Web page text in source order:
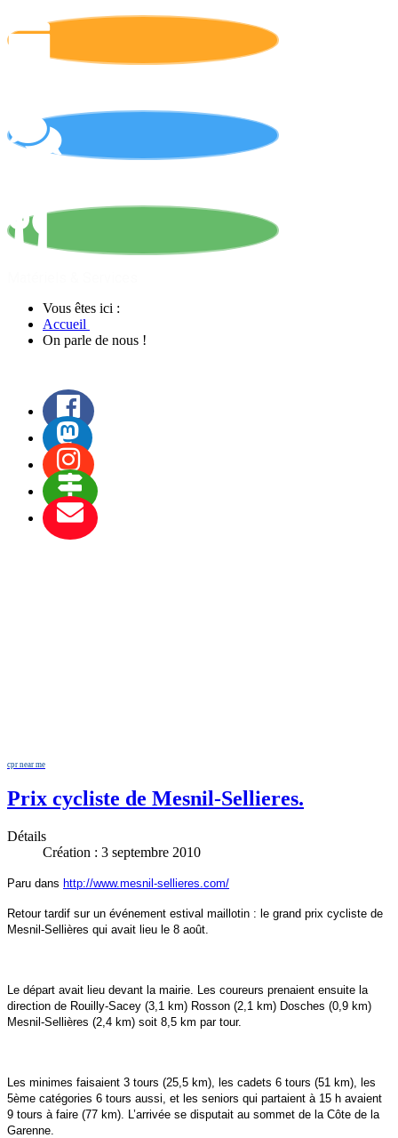
Vous êtes ici :
Accueil
On parle de nous !
cpr near me
Prix cycliste de Mesnil-Sellieres.
Détails
Création : 3 septembre 2010
Paru dans http://www.mesnil-sellieres.com/
Retour tardif sur un événement estival maillotin : le grand prix cycliste de
Mesnil-Sellières qui avait lieu le 8 août.
Le départ avait lieu devant la mairie. Les coureurs prenaient ensuite la
direction de Rouilly-Sacey (3,1 km) Rosson (2,1 km) Dosches (0,9 km)
Mesnil-Sellières (2,4 km) soit 8,5 km par tour.
Les minimes faisaient 3 tours (25,5 km), les cadets 6 tours (51 km), les
5ème catégories 6 tours aussi, et les seniors qui partaient à 15 h avaient
9 tours à faire (77 km). L’arrivée se disputait au sommet de la Côte de la
Garenne.